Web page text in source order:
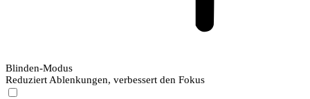
Blinden-Modus
Reduziert Ablenkungen, verbessert den Fokus